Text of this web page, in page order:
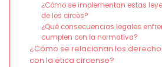
¿Cómo se implementan estas
de los circos?
¿Qué consecuencias legales
cumplen con la normativa?
¿Cómo se relacionan los
con la ética circense?